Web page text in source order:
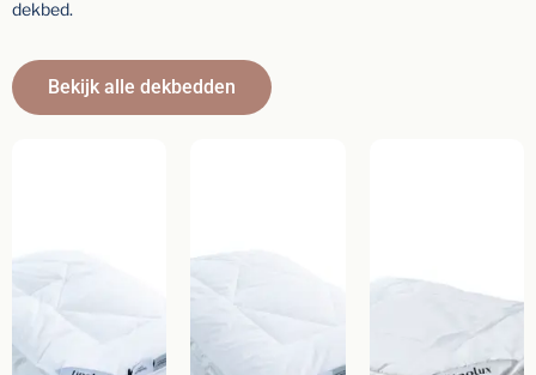
dekbed.
Bekijk alle dekbedden